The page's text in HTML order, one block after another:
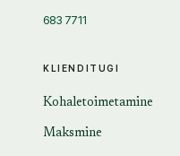
KLIENDITUGI
Kohaletoimetamine
Maksmine
683 7711